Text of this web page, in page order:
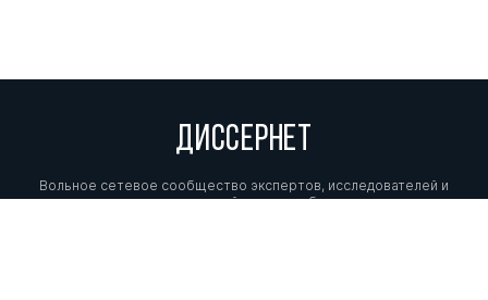
ДИССЕРНЕТ
Вольное сетевое сообщество экспертов, исследователей и
репортеров, посвящающих свой труд разоблачениям мошенников,